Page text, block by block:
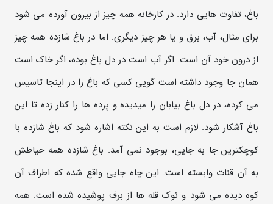
باغ، تفاوت هایی دارد. در کارخانه همه چیز از بیرون آورده می شود
برای مثال، آب، برق و یا هر چیز دیگری. اما در باغ شازده همه چیز
از درون خود آن است. اگر آب است در دل باغ بوده، اگر خاک است
همان جا وجود داشته است گویی کسی که باغ را در اینجا تاسیس
می کرده، در دل باغ بیابان را میدیده و پرده ها را کنار زده تا این
باغ آشکار شود. لازم است به این نکته اشاره شود که باغ شازده با
کوچکترین جا به جایی، بوجود نمی آمد. باغ شازده همه حیاطش
به آن قنات وابسته است. این چاه جایی واقع شده که اطراف آن
کوه دیده می شود و نوک قله ها از برف پوشیده شده است. همه